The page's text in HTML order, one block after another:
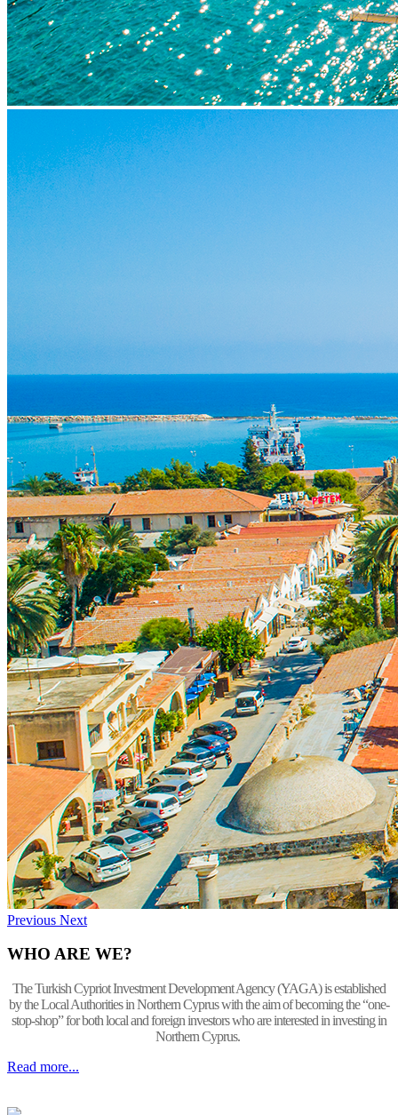
Previous Next
WHO ARE WE?
The Turkish Cypriot Investment Development Agency (YAGA) is established
by the Local Authorities in Northern Cyprus with the aim of becoming the “one-
stop-shop” for both local and foreign investors who are interested in investing in
Northern Cyprus.
Read more...